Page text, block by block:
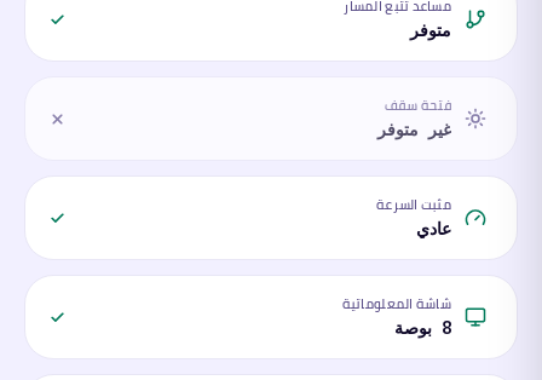
مساعد تتبع المسار
متوفر
فتحة سقف
غير متوفر
مثبت السرعة
عادي
شاشة المعلوماتية
8 بوصة